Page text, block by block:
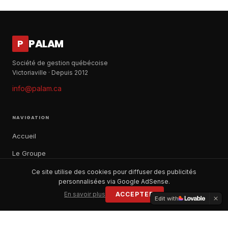
P PALAM
Société de gestion québécoise
Victoriaville · Depuis 2012
info@palam.ca
NAVIGATION
Accueil
Le Groupe
Notre histoire
Ce site utilise des cookies pour diffuser des publicités
personnalisées via Google AdSense.
En savoir plus
ACCEPTER
Edit with